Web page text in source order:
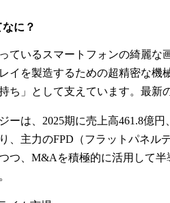
に？
ているスマートフォンの綺麗
イを製造するための超精密な
ち」として支えています。最
ーは、2025期に売上高461.8億
、主力のFPD（フラットパネル
つ、M&Aを積極的に活用して